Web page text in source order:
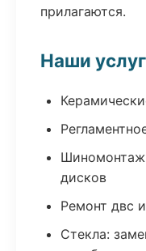
прилагаются.
Наши
дисков
Ремонт двс
Стекла: